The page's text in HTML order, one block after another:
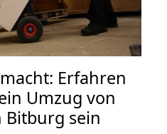
Erfahren
Umzug von
Bitburg sein